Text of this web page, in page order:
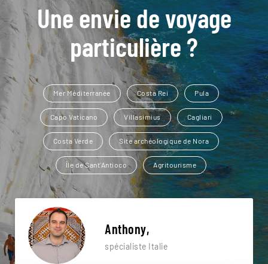
Une envie de voyage
particulière ?
Mer Méditerranée Costa Rei Pula
Capo Vaticano Villasimius Cagliari
Costa Verde Site archéologique de Nora
Île de Sant'Antioco Agritourisme
Anthony,
spécialiste Italie